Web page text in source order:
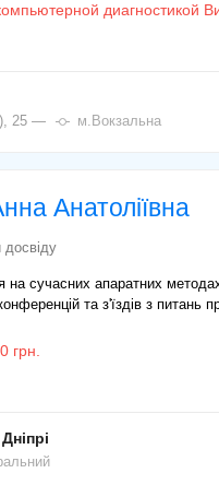
диагностикой
25 м.Вокзальна
Анатоліївна
досвіду
на сучасних апаратних
та з'їздів з питань
грн.